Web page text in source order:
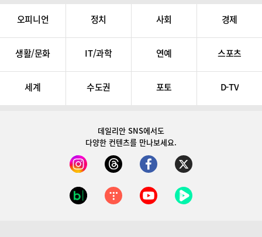
오피니언 정치 사회 경제
생활/문화 IT/과학 연예 스포츠
세계 수도권 포토 D-TV
데일리안 SNS에서도
다양한 컨텐츠를 만나보세요.